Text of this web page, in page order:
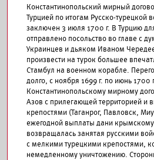
Константинопольский мирный
Турцией по итогам Русско-турецкой
заключен 3 июля 1700 г. В Турцию
отправлено посольство во главе с
Украинцев и дьяком Иваном
произвести на турок большее
Стамбул на военном корабле.
долго, с ноября 1699 г. по июнь 1700
Константинопольскому мирному
Азов с прилегающей территорией и
крепостями (Таганрог, Павловск,
ежегодной выплаты дани крымскому
возвращалась занятая русскими
с мелкими турецкими крепостями,
немедленному уничтожению.